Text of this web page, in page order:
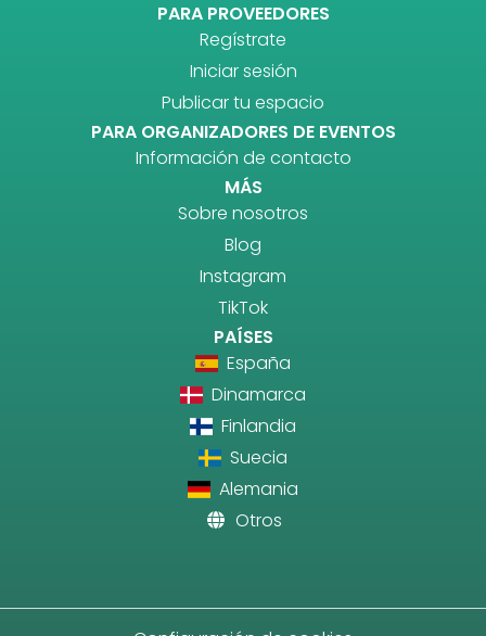
PARA PROVEEDORES
Regístrate
Iniciar sesión
Publicar tu espacio
PARA ORGANIZADORES DE EVENTOS
Información de contacto
MÁS
Sobre nosotros
Blog
Instagram
TikTok
PAÍSES
España
Dinamarca
Finlandia
Suecia
Alemania
Otros